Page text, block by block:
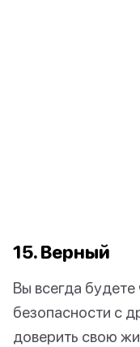
15. Верный
Вы всегда будете
безопасности с
доверить свою